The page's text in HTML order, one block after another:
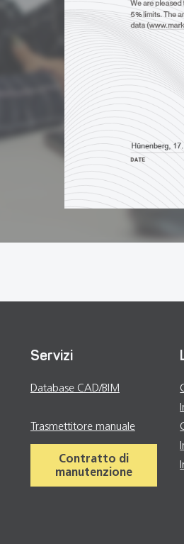
Servizi
Database CAD/BIM
Trasmettitore manuale
Contratto di
manutenzione